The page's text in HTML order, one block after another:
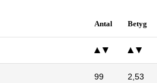
Antal Betyg
99 2,53